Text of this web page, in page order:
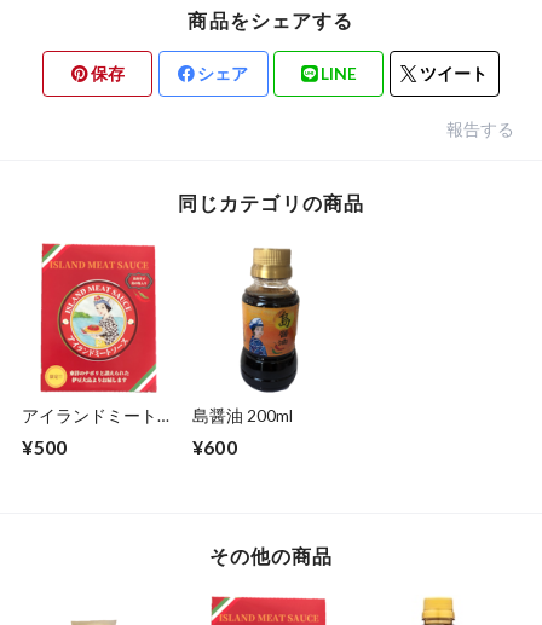
商品をシェアする
保存 シェア LINE ツイート
報告する
同じカテゴリの商品
アイランドミートソ
¥500
島醤油 200ml
¥600
その他の商品